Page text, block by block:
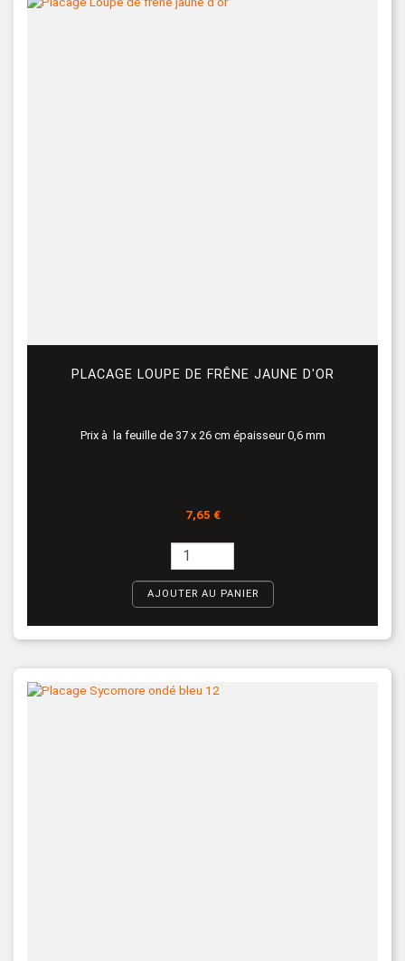
PLACAGE LOUPE DE FRÊNE JAUNE D'OR
Prix à la feuille de 37 x 26 cm épaisseur 0,6 mm
Prix
7,65 €
AJOUTER AU PANIER